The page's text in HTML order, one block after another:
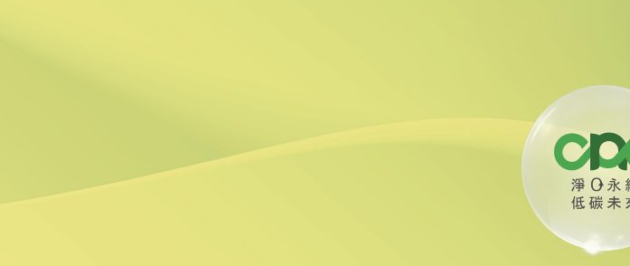
炸油變航油 日本加大廢食油回收助煉永續航空燃料
2026/06/09 14:57